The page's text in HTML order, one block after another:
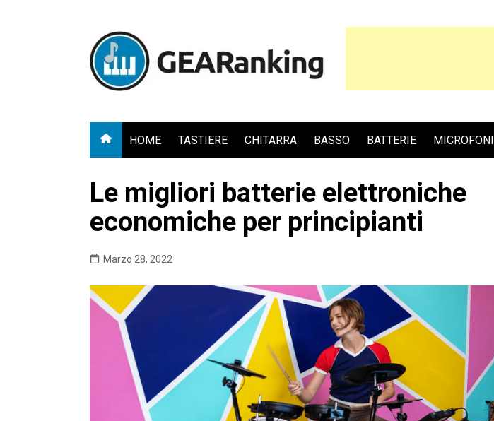
HOME TASTIERE CHITARRA BASSO BATTERIE MICROFONI
Le migliori batterie elettroniche
economiche per principianti
Marzo 28, 2022